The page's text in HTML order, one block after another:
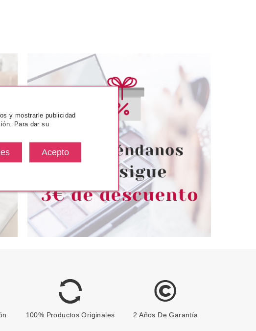
ESSENCE
ESSENCE GEL NAIL POLISH
Pvr 1.99€
-27%
desde
1.45€
ESSENCE UÑAS GRAN
PIGMENTACION COLOUR
BOOST HIGH PIGMENT 08
INSTANT PARTY
Pvr 2.29€
-32%
desde
100% Productos Originales 2 Años De Garantía
y mostrarle publicidad
Para dar su